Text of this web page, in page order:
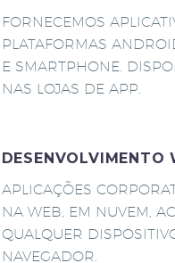
FORNECEMOS
PLATAFORMAS
E SMARTPHONE.
NAS LOJAS DE APP.
DESENVOLVIMENTO
APLICAÇÕES
NA WEB, EM NUVEM,
QUALQUER
NAVEGADOR.